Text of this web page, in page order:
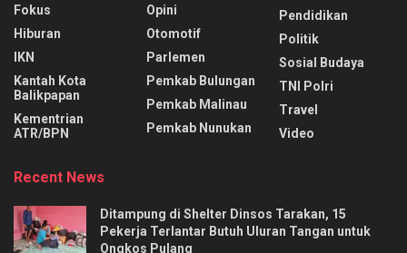
Fokus
Hiburan
IKN
Kantah Kota
Balikpapan
Kementrian
ATR/BPN
Opini
Otomotif
Parlemen
Pemkab Bulungan
Pemkab Malinau
Pemkab Nunukan
Pendidikan
Politik
Sosial Budaya
TNI Polri
Travel
Video
Recent News
Ditampung di Shelter Dinsos Tarakan, 15
Pekerja Terlantar Butuh Uluran Tangan untuk
Ongkos Pulang